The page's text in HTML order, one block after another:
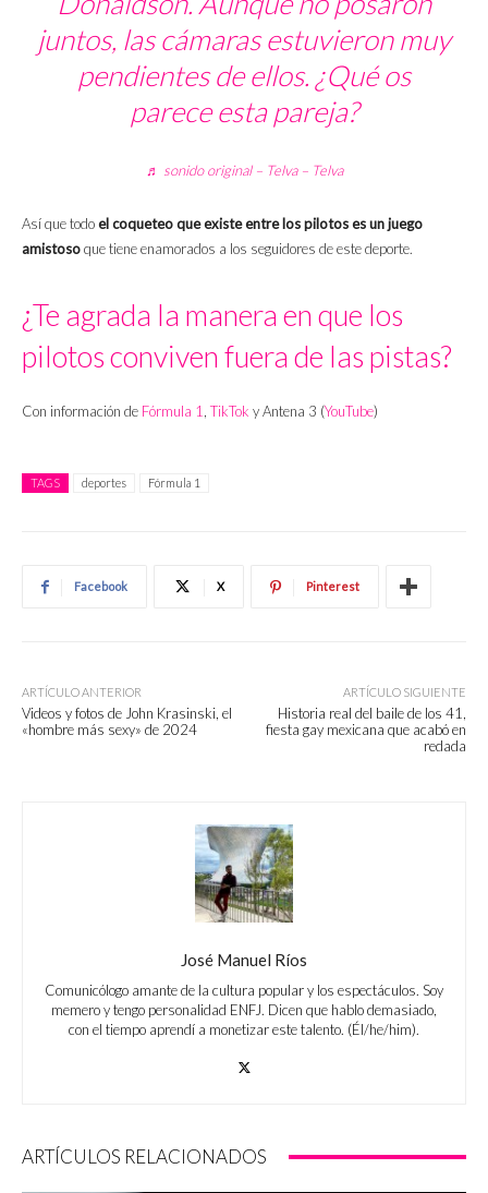
juntos, las cámaras estuvieron muy
pendientes de ellos. ¿Qué os
parece esta pareja?
♬ sonido original – Telva – Telva
Así que todoel coqueteo que existe entre los pilotos es un juego
amistosoque tiene enamorados a los seguidores de este deporte.
¿Te agrada la manera en que los
pilotos conviven fuera de las pistas?
Con información de Fórmula 1, TikTok y Antena 3 (YouTube)
TAGS deportes Fórmula 1
Facebook X Pinterest
ARTÍCULO ANTERIOR
Videos y fotos de John Krasinski, el
«hombre más sexy» de 2024
ARTÍCULO SIGUIENTE
Historia real del baile de los 41,
fiesta gay mexicana que acabó en
redada
José Manuel Ríos
Comunicólogo amante de la cultura popular y los espectáculos. Soy
memero y tengo personalidad ENFJ. Dicen que hablo demasiado,
con el tiempo aprendí a monetizar este talento. (Él/he/him).
ARTÍCULOS RELACIONADOS